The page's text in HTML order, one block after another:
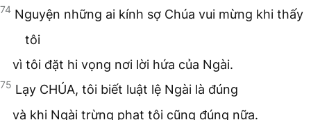
74 Nguyện những ai kính sợ Chúa vui mừng khi thấy
tôi
vì tôi đặt hi vọng nơi lời hứa của Ngài.
75 Lạy CHÚA, tôi biết luật lệ Ngài là đúng
và khi Ngài trừng phạt tôi cũng đúng nữa.